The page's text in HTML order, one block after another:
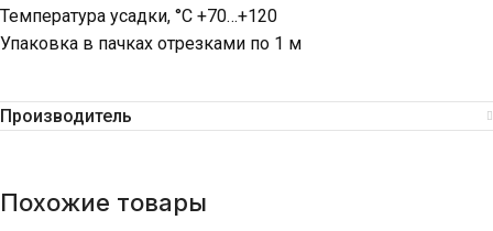
Температура усадки, °C +70…+120
Упаковка в пачках отрезками по 1 м
Производитель
Похожие товары